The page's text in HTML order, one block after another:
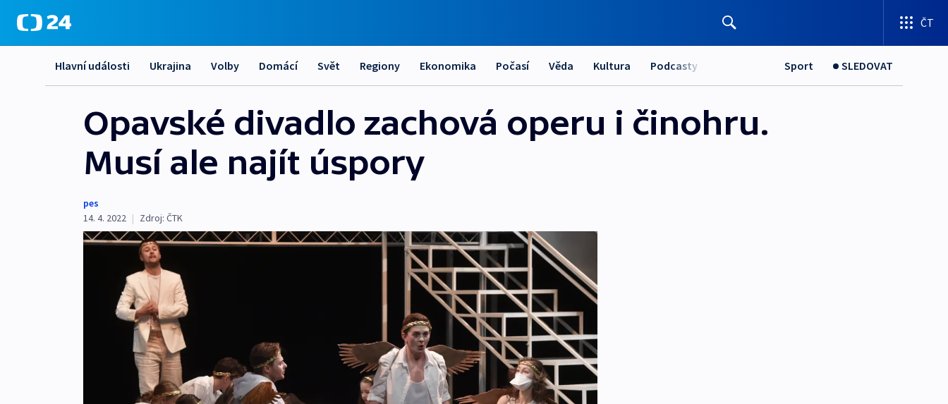
ČT
Hlavní události Ukrajina Volby Domácí Svět Regiony Ekonomika Počasí Věda Kultura Podcasty Sport SLEDOVAT
Opavské divadlo zachová operu i činohru.
Musí ale najít úspory
pes
14. 4. 2022 | Zdroj: ČTK